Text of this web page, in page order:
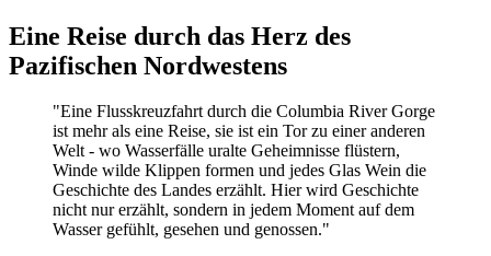
Eine Reise durch das Herz des
Pazifischen Nordwestens
"Eine Flusskreuzfahrt durch die Columbia River Gorge
ist mehr als eine Reise, sie ist ein Tor zu einer anderen
Welt - wo Wasserfälle uralte Geheimnisse flüstern,
Winde wilde Klippen formen und jedes Glas Wein die
Geschichte des Landes erzählt. Hier wird Geschichte
nicht nur erzählt, sondern in jedem Moment auf dem
Wasser gefühlt, gesehen und genossen."